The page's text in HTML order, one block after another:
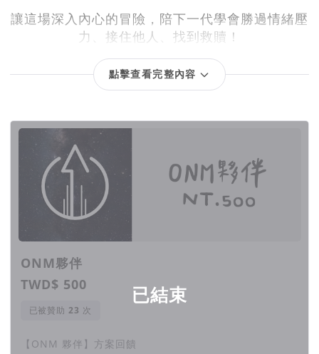
讓這場深入內心的冒險，陪下一代學會勝過情緒壓
力、接住他人、找到救贖！
每放映一次，就將有數以百計的墜落靈魂，經歷拯
救！
「 單純的下一代享受科技的便捷與智慧，卻更感
到隔絕與孤獨 。
就像被關進封閉的宇宙，只能獨自面對低落感受和
關閉了對話與連結，讓大人束手無策。 」
因此我們帶領著一群由國高中大學生，以商業片等
點擊查看完整內容
回饋項目
已結束
ONM夥伴
TWD$ 500
已被贊助 次
【ONM 夥伴】方案回饋